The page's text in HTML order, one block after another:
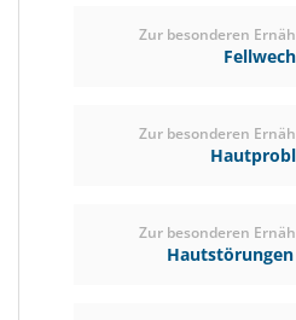
Zur besonderen
Zur besonderen
Zur besonderen